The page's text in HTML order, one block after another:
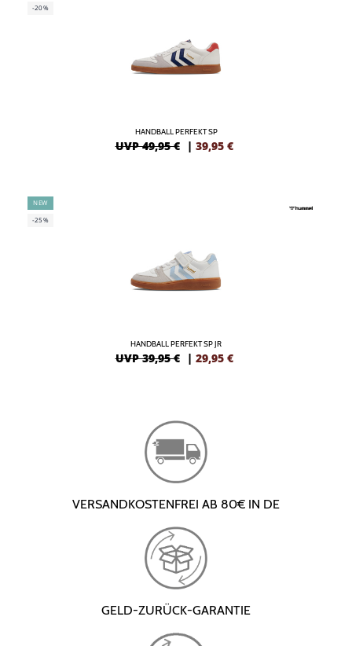
-20%
HANDBALL PERFEKT SP
UVP 49,95 € | 39,95 €
NEW
-25%
HANDBALL PERFEKT SP JR
UVP 39,95 € | 29,95 €
VERSANDKOSTENFREI AB 80€ IN DE
GELD-ZURÜCK-GARANTIE